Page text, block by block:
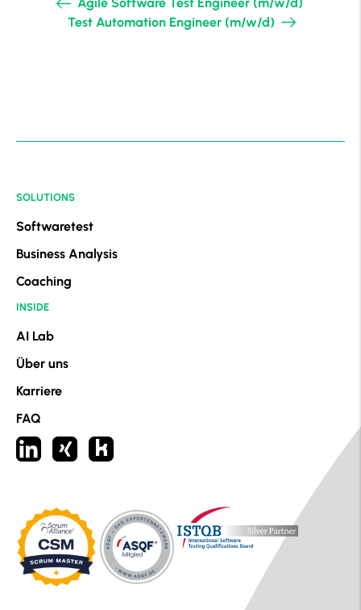
Test Automation Engineer (m/w/d)
SOLUTIONS
Softwaretest
Business Analysis
Coaching
INSIDE
AI Lab
Über uns
Karriere
FAQ